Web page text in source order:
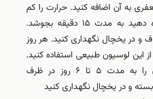
اضافه کنید. حرارت را کم
کنید و اجازه دهید به مدت ۱۵ دقیقه بجوشد.
نگهداری کنید. هر روز
طبیعی استفاده کنید.
می‌توانید آن‌ را به مدت ۵ تا ۶ روز در ظرف
یخچال نگهداری کنید